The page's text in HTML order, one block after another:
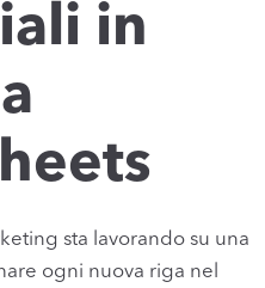
in
sta lavorando su una
ogni nuova riga nel